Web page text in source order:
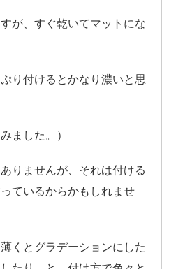
が、すぐ乾いてマットにな
り付けるとかなり濃いと思
ました。）
りませんが、それは付ける
ているからかもしれませ
くとグラデーションにした